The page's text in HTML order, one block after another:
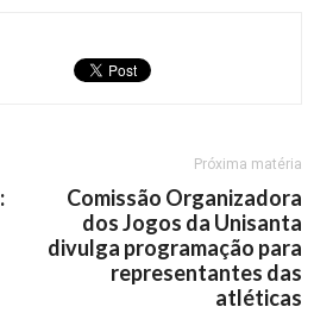
Próxima matéria
Comissão Organizadora
dos Jogos da Unisanta
divulga programação para
representantes das
atléticas